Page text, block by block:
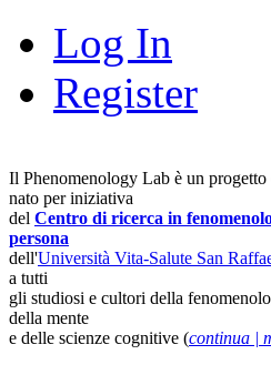
Log In
Register
Il Phenomenology Lab è un
nato per iniziativa
del Centro di ricerca in
persona
dell'Università Vita-Salute San
a tutti
gli studiosi e cultori della
della mente
e delle scienze cognitive (continua |